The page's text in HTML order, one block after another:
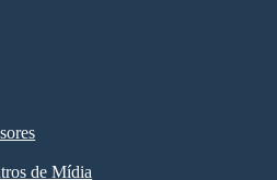
de Mídia